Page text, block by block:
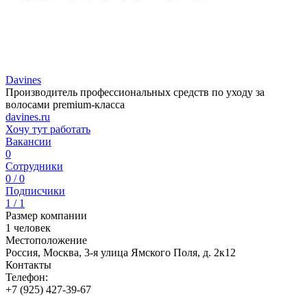
Davines
Производитель профессиональных средств по уходу за
волосами premium-класса
davines.ru
Хочу тут работать
Вакансии
0
Сотрудники
0 / 0
Подписчики
1 / 1
Размер компании
1 человек
Местоположение
Россия, Москва, 3-я улица Ямского Поля, д. 2к12
Контакты
Телефон:
+7 (925) 427-39-67